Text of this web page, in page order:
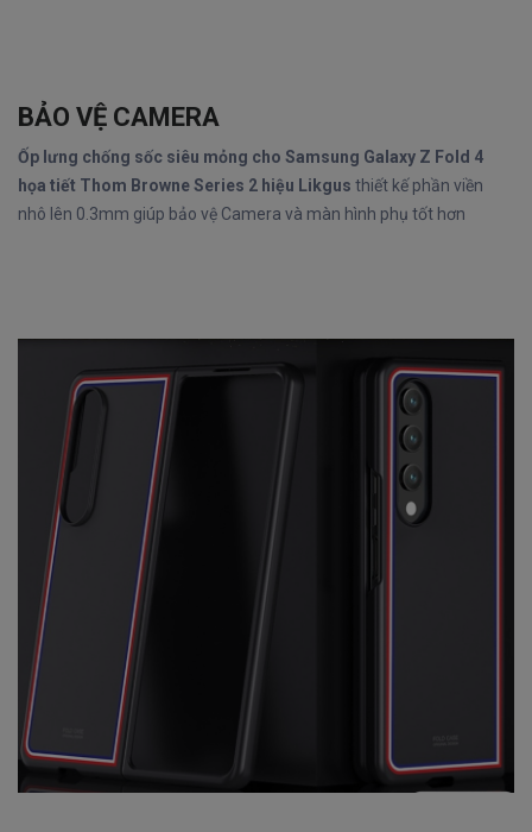
BẢO VỆ CAMERA
Ốp lưng chống sốc siêu mỏng cho Samsung Galaxy Z Fold 4
họa tiết Thom Browne Series 2 hiệu Likgus thiết kế phần viền
nhô lên 0.3mm giúp bảo vệ Camera và màn hình phụ tốt hơn